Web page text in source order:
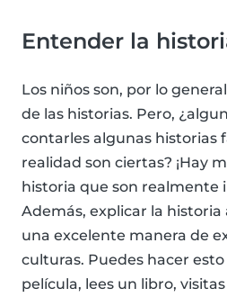
Entender la
Los niños son, por lo
de las historias. Pero,
contarles algunas historias
realidad son ciertas? ¡Hay
historia que son realmente
Además, explicar la historia
una excelente manera de
culturas. Puedes hacer
película, lees un libro,